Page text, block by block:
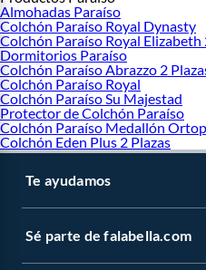
Almohadas Paraíso
Colchón Paraíso Royal Dynasty
Colchón Paraíso Royal Elizabeth
Dormitorios Paraíso
Colchón Paraíso Abrazzo 2
Colchón Paraíso Royal
Colchón Paraíso Su Majestad
Protector de Colchón Paraíso
Colchón Paraíso Medallón
Colchón Eden Plus 2 Plazas
Te ayudamos
Sé parte de falabella.com